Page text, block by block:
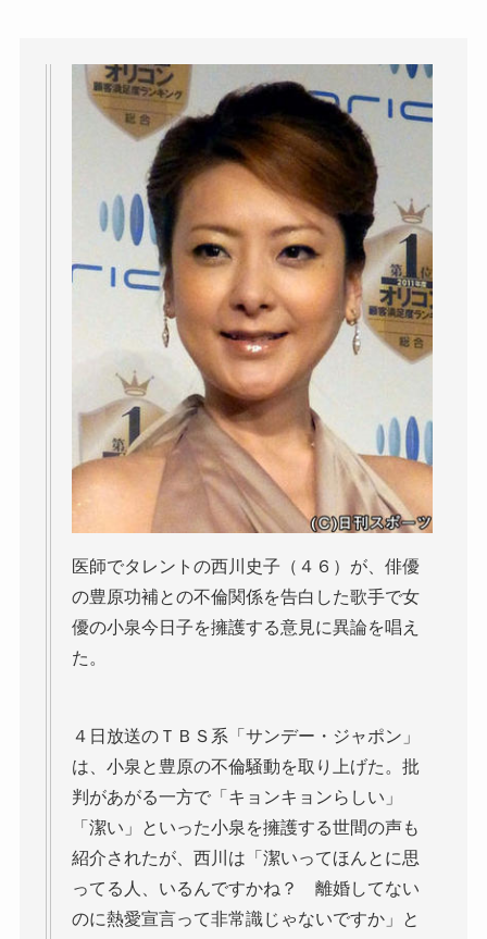
医師でタレントの西川史子（４６）が、俳優
の豊原功補との不倫関係を告白した歌手で女
優の小泉今日子を擁護する意見に異論を唱え
た。
４日放送のＴＢＳ系「サンデー・ジャポン」
は、小泉と豊原の不倫騒動を取り上げた。批
判があがる一方で「キョンキョンらしい」
「潔い」といった小泉を擁護する世間の声も
紹介されたが、西川は「潔いってほんとに思
ってる人、いるんですかね？ 離婚してない
のに熱愛宣言って非常識じゃないですか」と